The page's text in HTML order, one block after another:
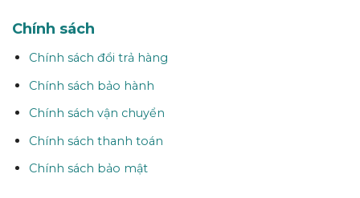
Chính sách
Chính sách đổi trả hàng
Chính sách bảo hành
Chính sách vận chuyển
Chính sách thanh toán
Chính sách bảo mật